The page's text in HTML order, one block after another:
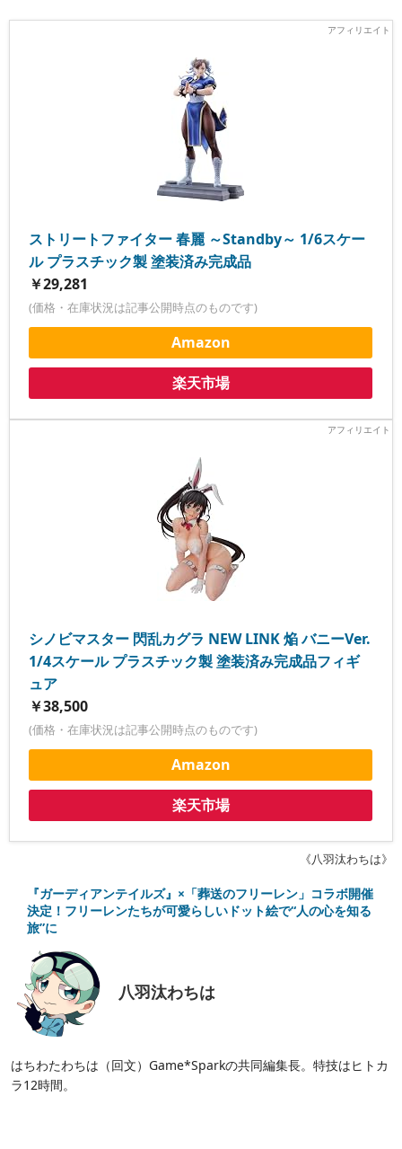
ストリートファイター 春麗 ～Standby～ 1/6スケー
ル プラスチック製 塗装済み完成品
￥29,281
(価格・在庫状況は記事公開時点のものです)
Amazon
楽天市場
シノビマスター 閃乱カグラ NEW LINK 焔 バニーVer.
1/4スケール プラスチック製 塗装済み完成品フィギ
ュア
￥38,500
(価格・在庫状況は記事公開時点のものです)
Amazon
楽天市場
《八羽汰わちは》
『ガーディアンテイルズ』×「葬送のフリーレン」コラボ開催
決定！フリーレンたちが可愛らしいドット絵で“人の心を知る
旅”に
八羽汰わちは
はちわたわちは（回文）Game*Sparkの共同編集長。特技はヒトカ
ラ12時間。